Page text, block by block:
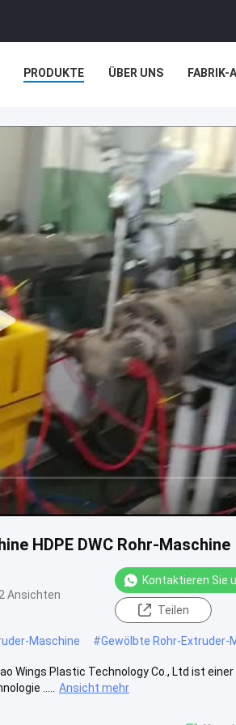
PRODUKTE ÜBER UNS FABRIK-
HDPE DWC Rohr-Maschine
Ansichten
Kontaktieren Sie
Teilen
Maschine #Gewölbte Rohr-Extruder-
Wings Plastic Technology Co., Ltd ist
.....
Ansicht mehr